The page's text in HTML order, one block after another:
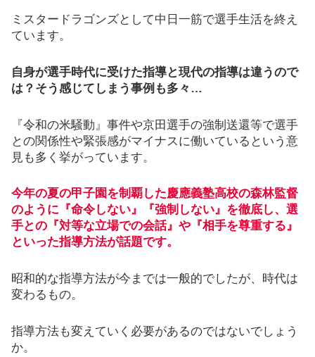
ミスタードラゴンズとして中日一筋で選手生活を終え
ています。
自身が選手時代に受けた指導と現代の指導は違うので
は？そう感じてしまう事例も多々…
『令和の米騒動』事件や京田選手の強制送還等で選手
との関係性や緊張感がマイナスに働いているという意
見も多く挙がっています。
今年の夏の甲子園を制覇した慶應義塾高校の森林監督
のように『命令しない』『強制しない』を徹底し、選
手との『対等な立場での会話』や『相手を尊重する』
といった指導方法が話題です。
昭和的な指導方法が今までは一般的でしたが、時代は
変わるもの。
指導方法も変えていく必要があるのではないでしょう
か。